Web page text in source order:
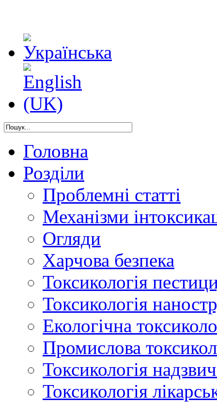
Головна
Розділи
Проблемні статті
Механізми
Огляди
Харчова безпека
Токсикологія
Токсикологія
Екологічна
Промислова
Токсикологія
Токсикологія